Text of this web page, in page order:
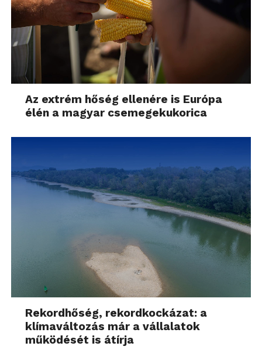
Az extrém hőség ellenére is Európa
élén a magyar csemegekukorica
Rekordhőség, rekordkockázat: a
klímaváltozás már a vállalatok
működését is átírja